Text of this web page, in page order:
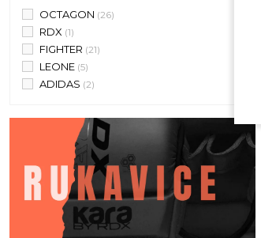
OCTAGON (26)
RDX (1)
FIGHTER (21)
LEONE (5)
ADIDAS (2)